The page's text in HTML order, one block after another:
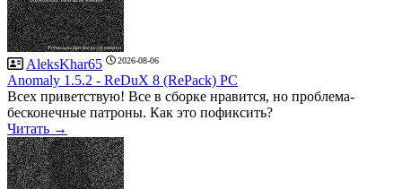
AleksKhar65 2026-08-06
Anomaly 1.5.2 - ReDuX 8 (RePack) PC
Всех приветствую! Все в сборке нравится, но проблема-
бесконечные патроны. Как это пофиксить?
Читать →